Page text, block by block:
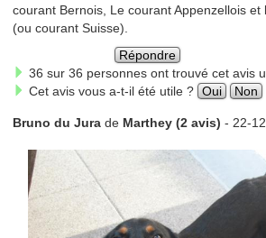
courant Bernois, Le courant Appenzellois et
(ou courant Suisse).
Répondre
36 sur 36 personnes ont trouvé cet avis
Cet avis vous a-t-il été utile ? Oui Non
Bruno du Jurade Marthey (2 avis) - 22-